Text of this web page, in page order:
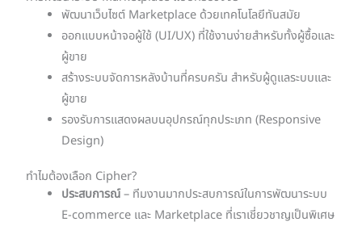
พัฒนาเว็บไซต์ Marketplace ด้วยเทคโนโลยีทันสมัย
ออกแบบหน้าจอผู้ใช้ (UI/UX) ที่ใช้งานง่ายสำหรับทั้งผู้ซื้อและ
ผู้ขาย
สร้างระบบจัดการหลังบ้านที่ครบครัน สำหรับผู้ดูแลระบบและ
ผู้ขาย
รองรับการแสดงผลบนอุปกรณ์ทุกประเภท (Responsive
Design)
ทำไมต้องเลือก Cipher?
ประสบการณ์– ทีมงานมากประสบการณ์ในการพัฒนาระบบ
E-commerce และ Marketplace ที่เราเชี่ยวชาญเป็นพิเศษ